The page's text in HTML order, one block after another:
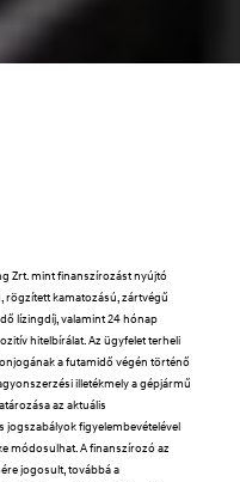
Zrt. mint finanszírozást nyújtó
rögzített kamatozású, zártvégű
lízingdíj, valamint 24 hónap
hitelbírálat. Az ügyfelet terheli
a futamidő végén történő
illetékmely a gépjármű
az aktuális
jogszabályok figyelembevételével
módosulhat. A finanszírozó az
jogosult, továbbá a